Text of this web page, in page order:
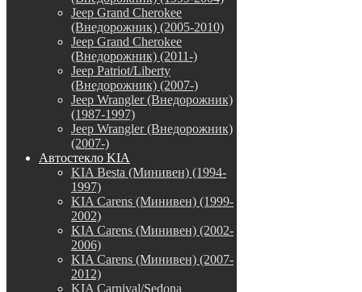
Jeep Grand Cherokee
(Внедорожник) (2005-2010)
Jeep Grand Cherokee
(Внедорожник) (2011-)
Jeep Patriot/Liberty
(Внедорожник) (2007-)
Jeep Wrangler (Внедорожник)
(1987-1997)
Jeep Wrangler (Внедорожник)
(2007-)
Автостекло KIA
KIA Besta (Минивен) (1994-
1997)
KIA Carens (Минивен) (1999-
2002)
KIA Carens (Минивен) (2002-
2006)
KIA Carens (Минивен) (2007-
2012)
KIA Carnival/Sedona